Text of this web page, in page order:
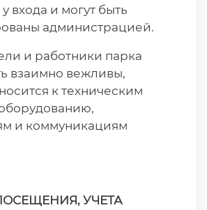
входа и могут быть
администрацией.
и работники парка
взаимно вежливы,
к техническим
и коммуникациям
УЧЕТА